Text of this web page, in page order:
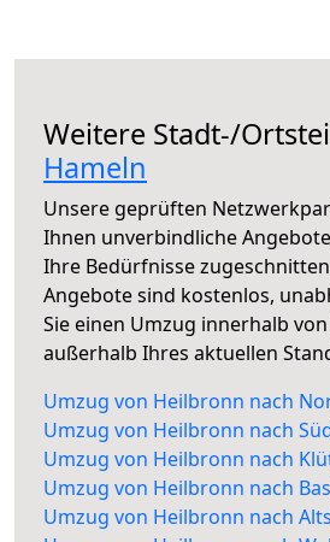
Weitere Stadt-/
Hameln
Unsere geprüften
Ihnen unverbindliche
Ihre Bedürfnisse
Angebote sind kostenlos,
Sie einen Umzug innerhalb
außerhalb Ihres aktuellen
Umzug von Heilbronn nach
Umzug von Heilbronn nach
Umzug von Heilbronn nach
Umzug von Heilbronn nach
Umzug von Heilbronn nach